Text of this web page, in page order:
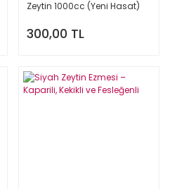
Zeytin 1000cc (Yeni Hasat)
300,00 TL